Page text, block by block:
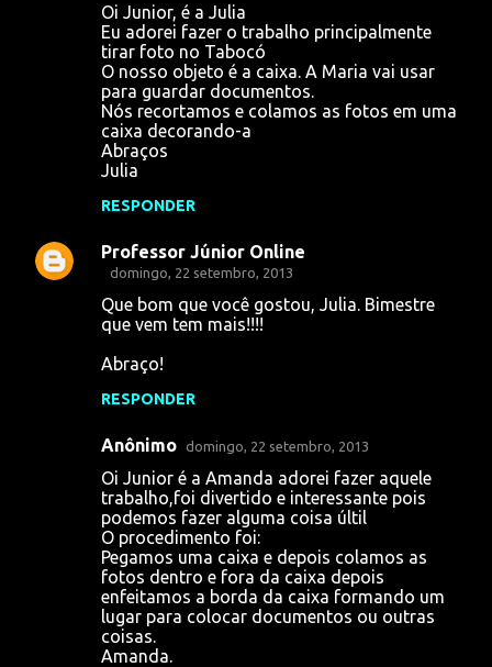
Oi Junior, é a Julia
Eu adorei fazer o trabalho principalmente
tirar foto no Tabocó
O nosso objeto é a caixa. A Maria vai usar
para guardar documentos.
Nós recortamos e colamos as fotos em uma
caixa decorando-a
Abraços
Julia
RESPONDER
Professor Júnior Online
domingo, 22 setembro, 2013
Que bom que você gostou, Julia. Bimestre
que vem tem mais!!!!
Abraço!
RESPONDER
Anônimo domingo, 22 setembro, 2013
Oi Junior é a Amanda adorei fazer aquele
trabalho,foi divertido e interessante pois
podemos fazer alguma coisa últil
O procedimento foi:
Pegamos uma caixa e depois colamos as
fotos dentro e fora da caixa depois
enfeitamos a borda da caixa formando um
lugar para colocar documentos ou outras
coisas.
Amanda.